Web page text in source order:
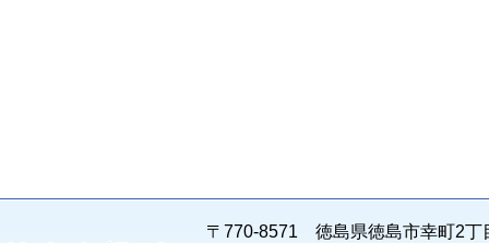
〒770-8571 徳島県徳島市幸町2丁